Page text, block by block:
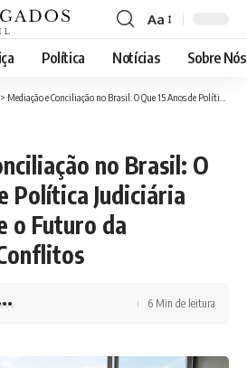
Font
Resizer
Aa
Política Notícias Sobre Nós
> Mediação e Conciliação no Brasil: O Que 15 Anos de Política Judiciária Revelam Sobre o Futuro da Resolução de Conflitos
no Brasil: O
Política Judiciária
o Futuro da
6 Min de leitura